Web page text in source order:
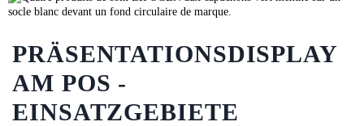
PRÄSENTATIONSDISPLAY
AM POS -
EINSATZGEBIETE